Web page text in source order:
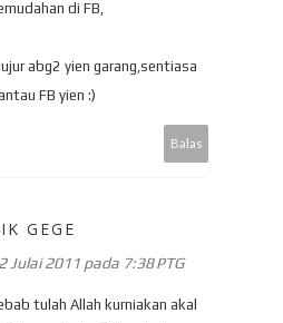
di FB,
abg2 yien garang,sentiasa
FB yien :)
Balas
GEGE
Julai 2011 pada 7:38 PTG
tulah Allah kurniakan akal